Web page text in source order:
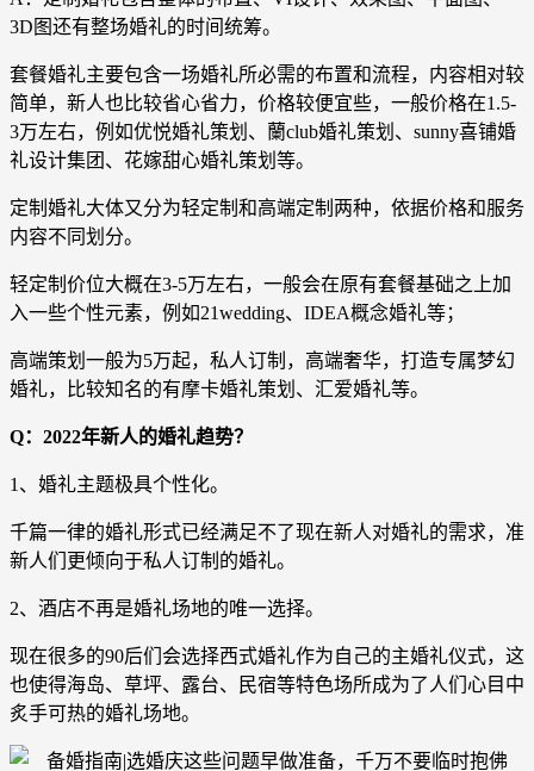
3D图还有整场婚礼的时间统筹。
套餐婚礼主要包含一场婚礼所必需的布置和流程，内容相对较
简单，新人也比较省心省力，价格较便宜些，一般价格在1.5-
3万左右，例如优悦婚礼策划、蘭club婚礼策划、sunny喜铺婚
礼设计集团、花嫁甜心婚礼策划等。
定制婚礼大体又分为轻定制和高端定制两种，依据价格和服务
内容不同划分。
轻定制价位大概在3-5万左右，一般会在原有套餐基础之上加
入一些个性元素，例如21wedding、IDEA概念婚礼等；
高端策划一般为5万起，私人订制，高端奢华，打造专属梦幻
婚礼，比较知名的有摩卡婚礼策划、汇爱婚礼等。
Q：2022年新人的婚礼趋势？
1、婚礼主题极具个性化。
千篇一律的婚礼形式已经满足不了现在新人对婚礼的需求，准
新人们更倾向于私人订制的婚礼。
2、酒店不再是婚礼场地的唯一选择。
现在很多的90后们会选择西式婚礼作为自己的主婚礼仪式，这
也使得海岛、草坪、露台、民宿等特色场所成为了人们心目中
炙手可热的婚礼场地。